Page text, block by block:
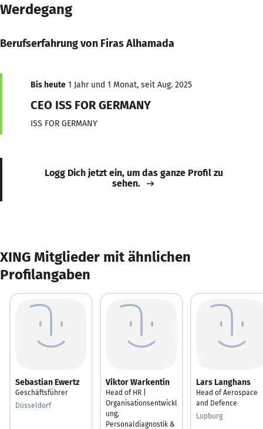
Werdegang
Berufserfahrung von Firas Alhamada
Bis heute 1 Jahr und 1 Monat, seit Aug. 2025
CEO ISS FOR GERMANY
ISS FOR GERMANY
Logg Dich jetzt ein, um das ganze Profil zu
sehen.
XING Mitglieder mit ähnlichen
Profilangaben
Sebastian Ewertz
Geschäftsführer
Düsseldorf
Viktor Warkentin
Head of HR |
Organisationsentwickl
ung,
Personaldiagnostik &
Lars Langhans
Head of Aerospace
and Defence
Lupburg